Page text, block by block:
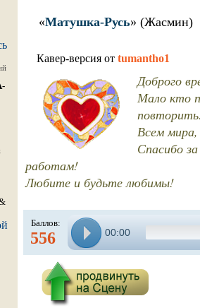
«Матушка-Русь» (Жасмин)
Кавер-версия от tumantho1
Доброго
Мало кто
Всем мира,
Спасибо
работам!
Любите и будьте любимы!
Баллов:
556 00:00